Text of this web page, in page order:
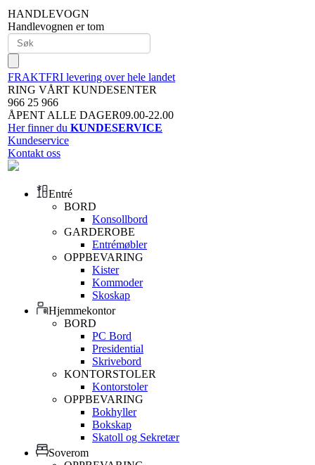
HANDLEVOGN
Handlevognen er tom
FRAKTFRI levering over hele landet
RING VÅRT KUNDESENTER
966 25 966
ÅPENT ALLE DAGER09.00-22.00
Her finner du KUNDESERVICE
Kundeservice
Kontakt oss
Entré
BORD
Konsollbord
GARDEROBE
Entrémøbler
OPPBEVARING
Kister
Kommoder
Skoskap
Hjemmekontor
BORD
PC Bord
Presidential
Skrivebord
KONTORSTOLER
Kontorstoler
OPPBEVARING
Bokhyller
Bokskap
Skatoll og Sekretær
Soverom